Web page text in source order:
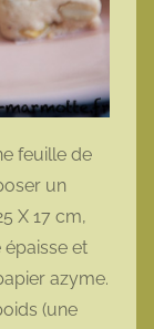
feuille de
un
X 17 cm,
et
azyme.
(une